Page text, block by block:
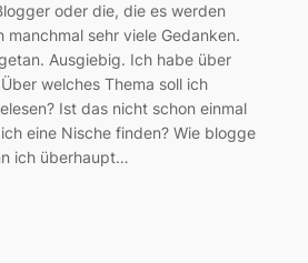
oder die, die es werden
manchmal sehr viele Gedanken.
Ausgiebig. Ich habe über
welches Thema soll ich
Ist das nicht schon einmal
eine Nische finden? Wie blogge
ich überhaupt…